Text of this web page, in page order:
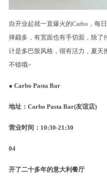
自开业起就一直爆火的Carbo，每
择颇多，有宽面也有手切面，除了
计是多巴胺风格，很有活力，夏天
不错哦~
● Carbo Pasta Bar
地址：Carbo Pasta Bar(友谊店)
营业时间：10:30-21:30
04
开了二十多年的意大利餐厅